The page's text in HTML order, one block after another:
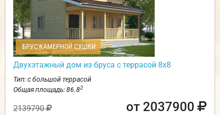
БРУС КАМЕРНОЙ СУШКИ
Двухэтажный дом из бруса с террасой 8х8
Тип: с большой террасой
Общая площадь: 86.82
2139790 от 2037900